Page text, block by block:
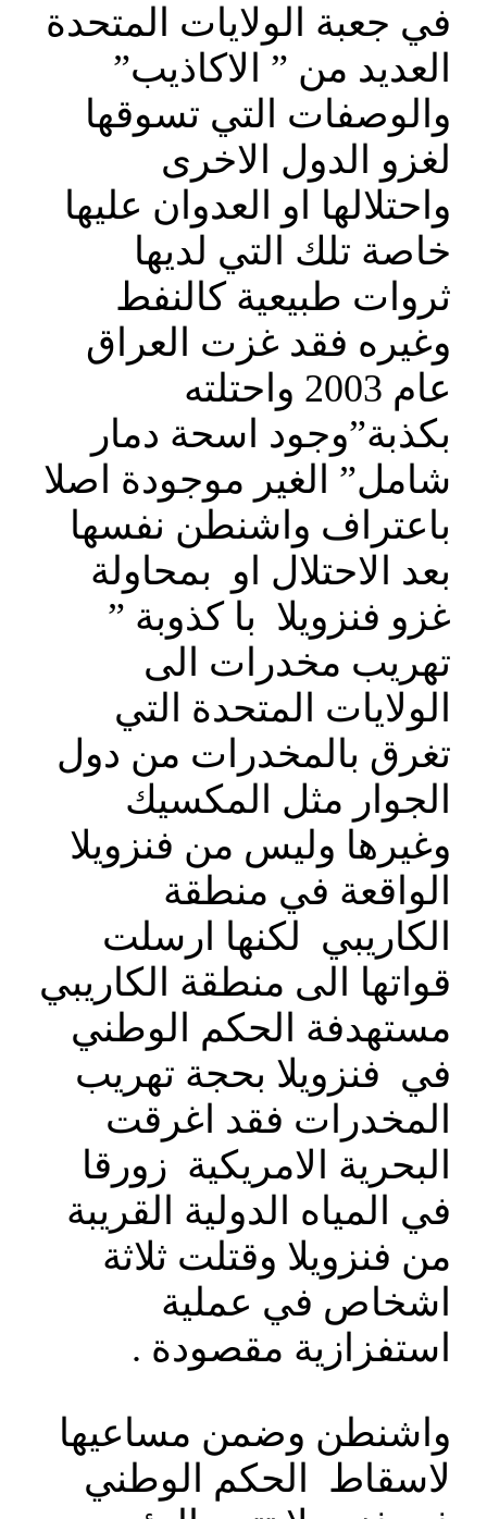
في جعبة الولايات المتحدة
العديد من ” الاكاذيب”
والوصفات التي تسوقها
لغزو الدول الاخرى
واحتلالها او العدوان عليها
خاصة تلك التي لديها
ثروات طبيعية كالنفط
وغيره فقد غزت العراق
عام 2003 واحتلته
بكذبة”وجود اسحة دمار
شامل” الغير موجودة اصلا
باعتراف واشنطن نفسها
بعد الاحتلال او بمحاولة
غزو فنزويلا با كذوبة ”
تهريب مخدرات الى
الولايات المتحدة التي
تغرق بالمخدرات من دول
الجوار مثل المكسيك
وغيرها وليس من فنزويلا
الواقعة في منطقة
الكاريبي لكنها ارسلت
قواتها الى منطقة الكاريبي
مستهدفة الحكم الوطني
في فنزويلا بحجة تهريب
المخدرات فقد اغرقت
البحرية الامريكية زورقا
في المياه الدولية القريبة
من فنزويلا وقتلت ثلاثة
اشخاص في عملية
استفزازية مقصودة .
واشنطن وضمن مساعيها
لاسقاط الحكم الوطني